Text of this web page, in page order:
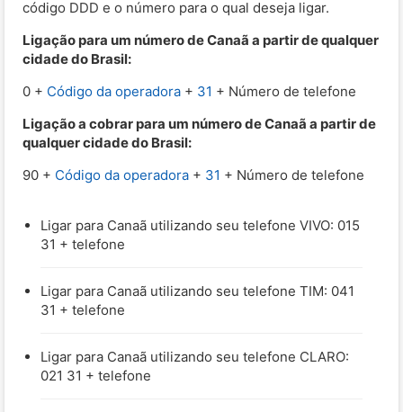
código DDD e o número para o qual deseja ligar.
Ligação para um número de Canaã a partir de qualquer
cidade do Brasil:
0 + Código da operadora + 31 + Número de telefone
Ligação a cobrar para um número de Canaã a partir de
qualquer cidade do Brasil:
90 + Código da operadora + 31 + Número de telefone
Ligar para Canaã utilizando seu telefone VIVO: 015
31 + telefone
Ligar para Canaã utilizando seu telefone TIM: 041
31 + telefone
Ligar para Canaã utilizando seu telefone CLARO:
021 31 + telefone